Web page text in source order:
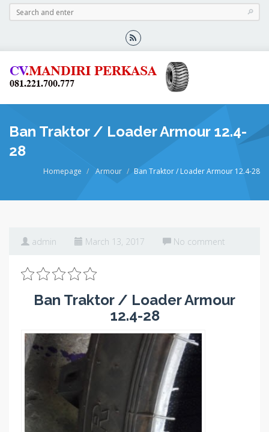
Ban Traktor / Loader Armour 12.4-
28
Homepage Armour Ban Traktor / Loader Armour 12.4-28
admin March 13, 2017 No comment
Ban Traktor / Loader Armour
12.4-28